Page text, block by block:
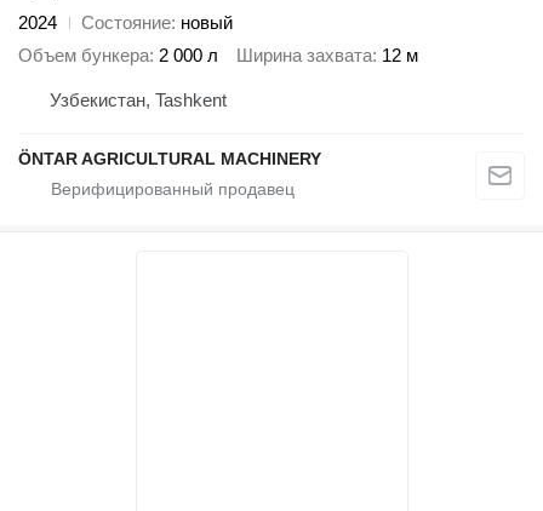
2024
Состояние новый
Объем бункера 2 000 л Ширина захвата 12 м
Узбекистан, Tashkent
ÖNTAR AGRICULTURAL MACHINERY